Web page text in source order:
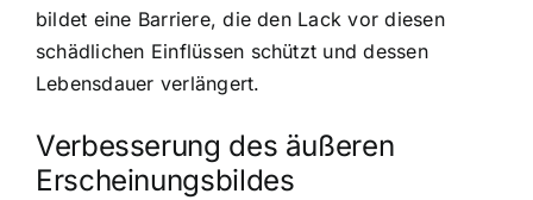
bildet eine Barriere, die den Lack vor diesen
schädlichen Einflüssen schützt und dessen
Lebensdauer verlängert.
Verbesserung des äußeren
Erscheinungsbildes